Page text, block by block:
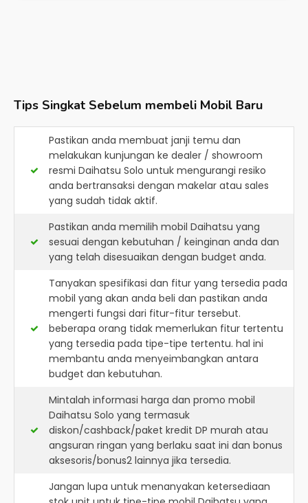
Tips Singkat Sebelum membeli Mobil Baru
Pastikan anda membuat janji temu dan
melakukan kunjungan ke dealer / showroom
resmi Daihatsu Solo untuk mengurangi resiko
anda bertransaksi dengan makelar atau sales
yang sudah tidak aktif.
Pastikan anda memilih mobil Daihatsu yang
sesuai dengan kebutuhan / keinginan anda dan
yang telah disesuaikan dengan budget anda.
Tanyakan spesifikasi dan fitur yang tersedia pada
mobil yang akan anda beli dan pastikan anda
mengerti fungsi dari fitur-fitur tersebut.
beberapa orang tidak memerlukan fitur tertentu
yang tersedia pada tipe-tipe tertentu. hal ini
membantu anda menyeimbangkan antara
budget dan kebutuhan.
Mintalah informasi harga dan promo mobil
Daihatsu Solo yang termasuk
diskon/cashback/paket kredit DP murah atau
angsuran ringan yang berlaku saat ini dan bonus
aksesoris/bonus2 lainnya jika tersedia.
Jangan lupa untuk menanyakan ketersediaan